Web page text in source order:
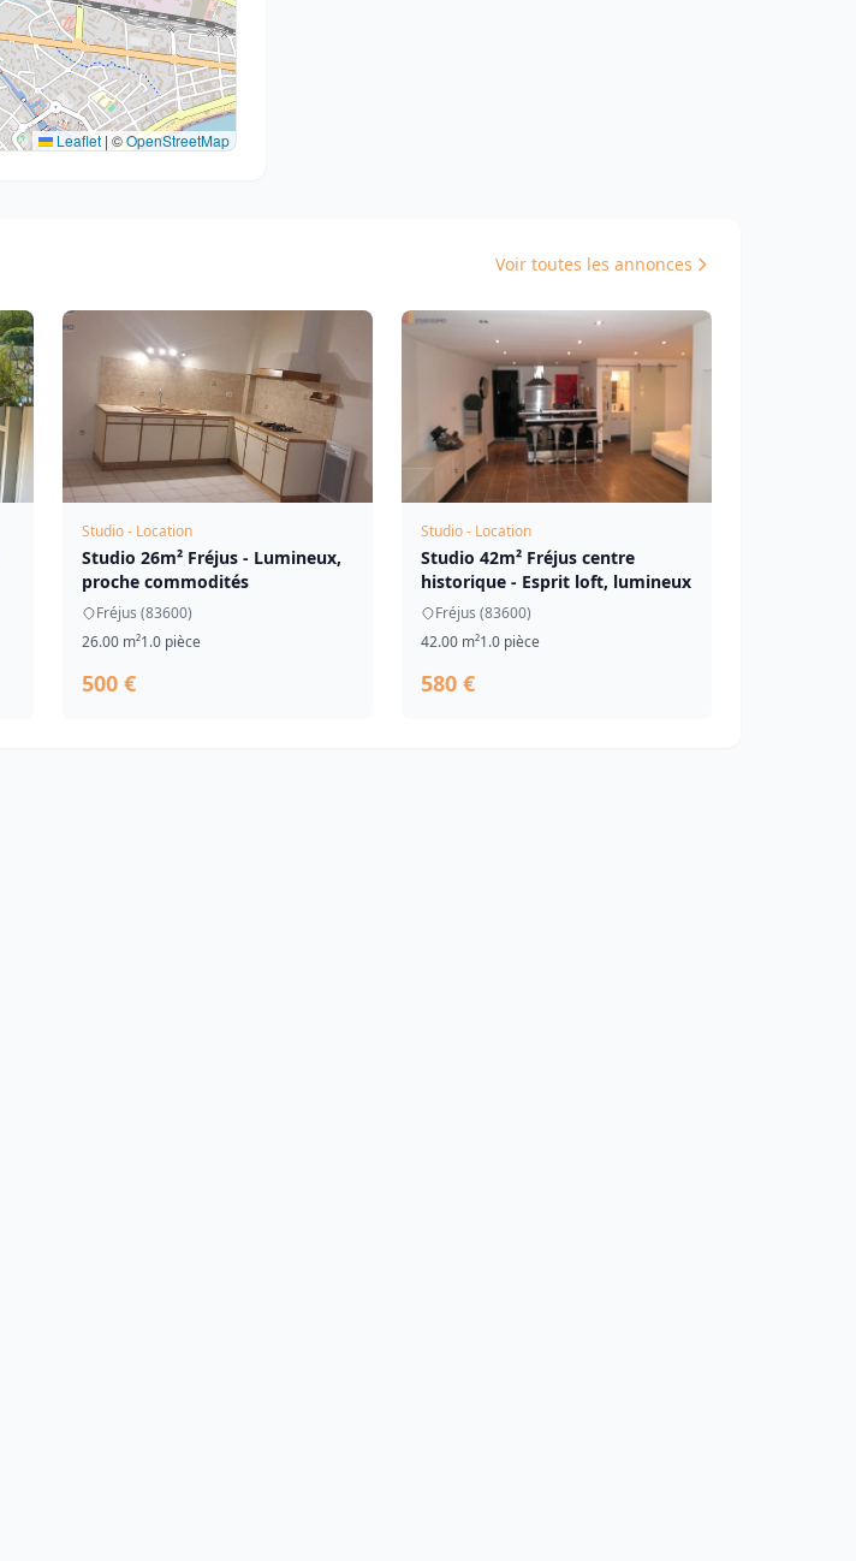
Leaflet | ©OpenStreetMap
Voir toutes les annonces
Studio - Location
Studio 26m² Fréjus - Lumineux,
proche commodités
Fréjus (83600)
26.00 m²1.0 pièce
500 €
Studio - Location
Studio 42m² Fréjus centre
historique - Esprit loft, lumineux
Fréjus (83600)
42.00 m²1.0 pièce
580 €